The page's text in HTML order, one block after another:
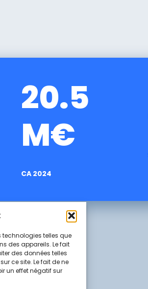
technologies telles que
des appareils. Le fait
des données telles
ce site. Le fait de ne
un effet négatif sur
20.5
M€
CA 2024